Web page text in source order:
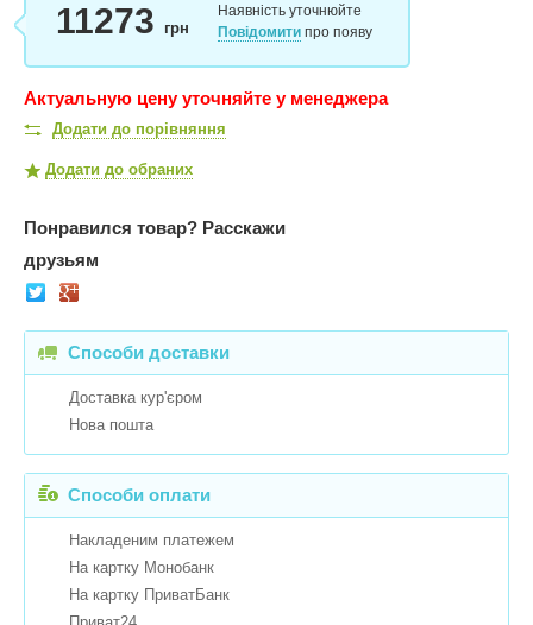
11273 грн
Наявність уточнюйте
Повідомити про появу
Актуальную цену уточняйте у менеджера
Додати до порівняння
Додати до обраних
Понравился товар? Расскажи
друзьям
Способи доставки
Доставка кур'єром
Нова пошта
Способи оплати
Накладеним платежем
На картку Монобанк
На картку ПриватБанк